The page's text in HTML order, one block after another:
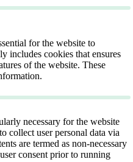
for the website to
includes cookies that ensures
of the website. These
necessary for the website
collect user personal data via
are termed as non-necessary
consent prior to running